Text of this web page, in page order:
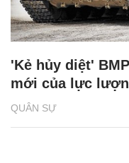
QUÂN SỰ
'Kẻ hủy diệt'
mới của lực